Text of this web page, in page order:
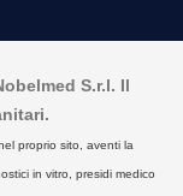
S.r.l. Il
proprio sito, aventi la
in vitro, presidi medico